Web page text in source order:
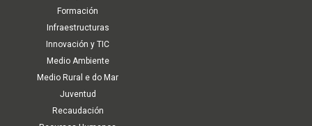
Formación
Infraestructuras
Innovación y TIC
Medio Ambiente
Medio Rural e do Mar
Juventud
Recaudación